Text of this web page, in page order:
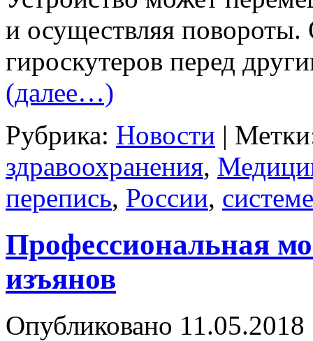
и осуществляя
гироскутеров перед
(далее…)
Рубрика: Новости |
здравоохранения,
перепись, России, системе
Профессиональная
изъянов
Опубликовано 11.05.2018